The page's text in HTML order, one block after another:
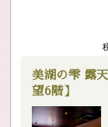
美湖の雫 露
望6階】